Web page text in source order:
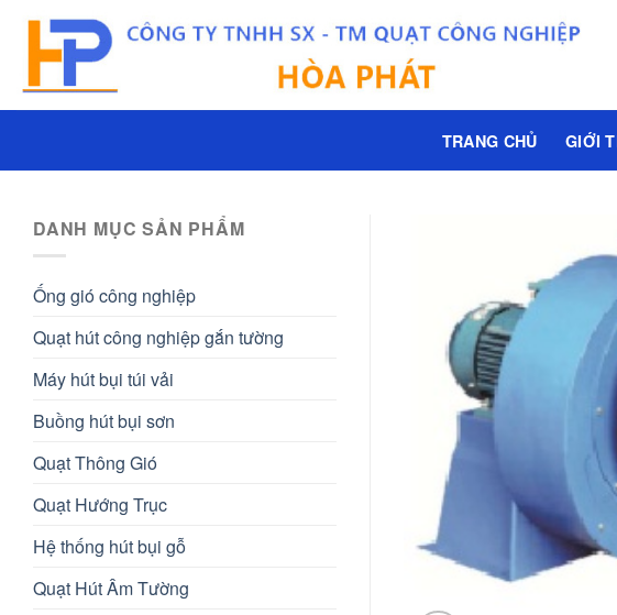
Skip
content
TRANG CHỦ GIỚI
DANH MỤC SẢN PHẨM
Ống gió công nghiệp
Quạt hút công nghiệp gắn tường
Máy hút bụi túi vải
Buồng hút bụi sơn
Quạt Thông Gió
Quạt Hướng Trục
Hệ thống hút bụi gỗ
Quạt Hút Âm Tường